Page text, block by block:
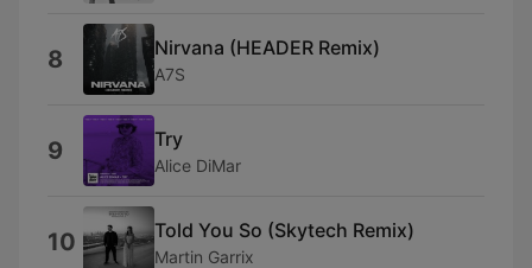
8 Nirvana (HEADER Remix)
A7S
9 Try
Alice DiMar
10 Told You So (Skytech Remix)
Martin Garrix